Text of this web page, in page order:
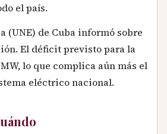
el país.
(UNE) de Cuba informó sobre
El déficit previsto para la
MW, lo que complica aún más el
eléctrico nacional.